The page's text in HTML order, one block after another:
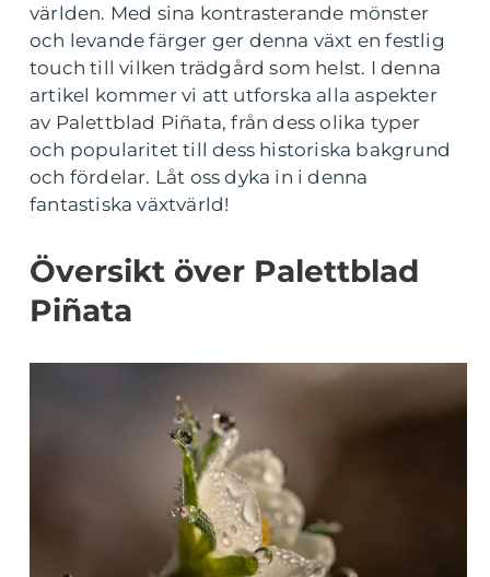
världen. Med sina kontrasterande mönster
och levande färger ger denna växt en festlig
touch till vilken trädgård som helst. I denna
artikel kommer vi att utforska alla aspekter
av Palettblad Piñata, från dess olika typer
och popularitet till dess historiska bakgrund
och fördelar. Låt oss dyka in i denna
fantastiska växtvärld!
Översikt över Palettblad
Piñata